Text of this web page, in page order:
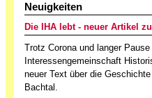
Neuigkeiten
Die IHA lebt - neuer Artikel
Trotz Corona und langer
Interessengemeinschaft
neuer Text über die
Bachtal.